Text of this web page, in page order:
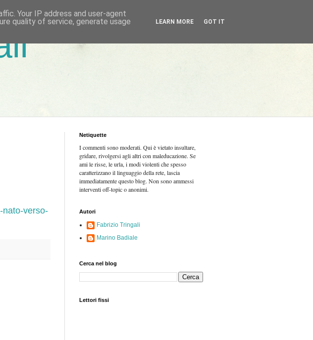
nato-verso-
Netiquette
I commenti sono moderati. Qui è vietato insultare,
gridare, rivolgersi agli altri con maleducazione. Se
ami le risse, le urla, i modi violenti che spesso
caratterizzano il linguaggio della rete, lascia
immediatamente questo blog. Non sono ammessi
interventi off-topic o anonimi.
Autori
Fabrizio Tringali
Marino Badiale
Cerca nel blog
Lettori fissi
Your IP address and user-agent
quality of service, generate usage
LEARN MORE GOT IT